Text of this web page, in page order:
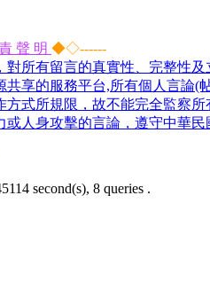
聲 明 ◆◇------
所有留言的真實性、完整性及
享的服務平台,所有個人言論(
式所規限，故不能完全監察
人身攻擊的言論，遵守中華
second(s), 8 queries .